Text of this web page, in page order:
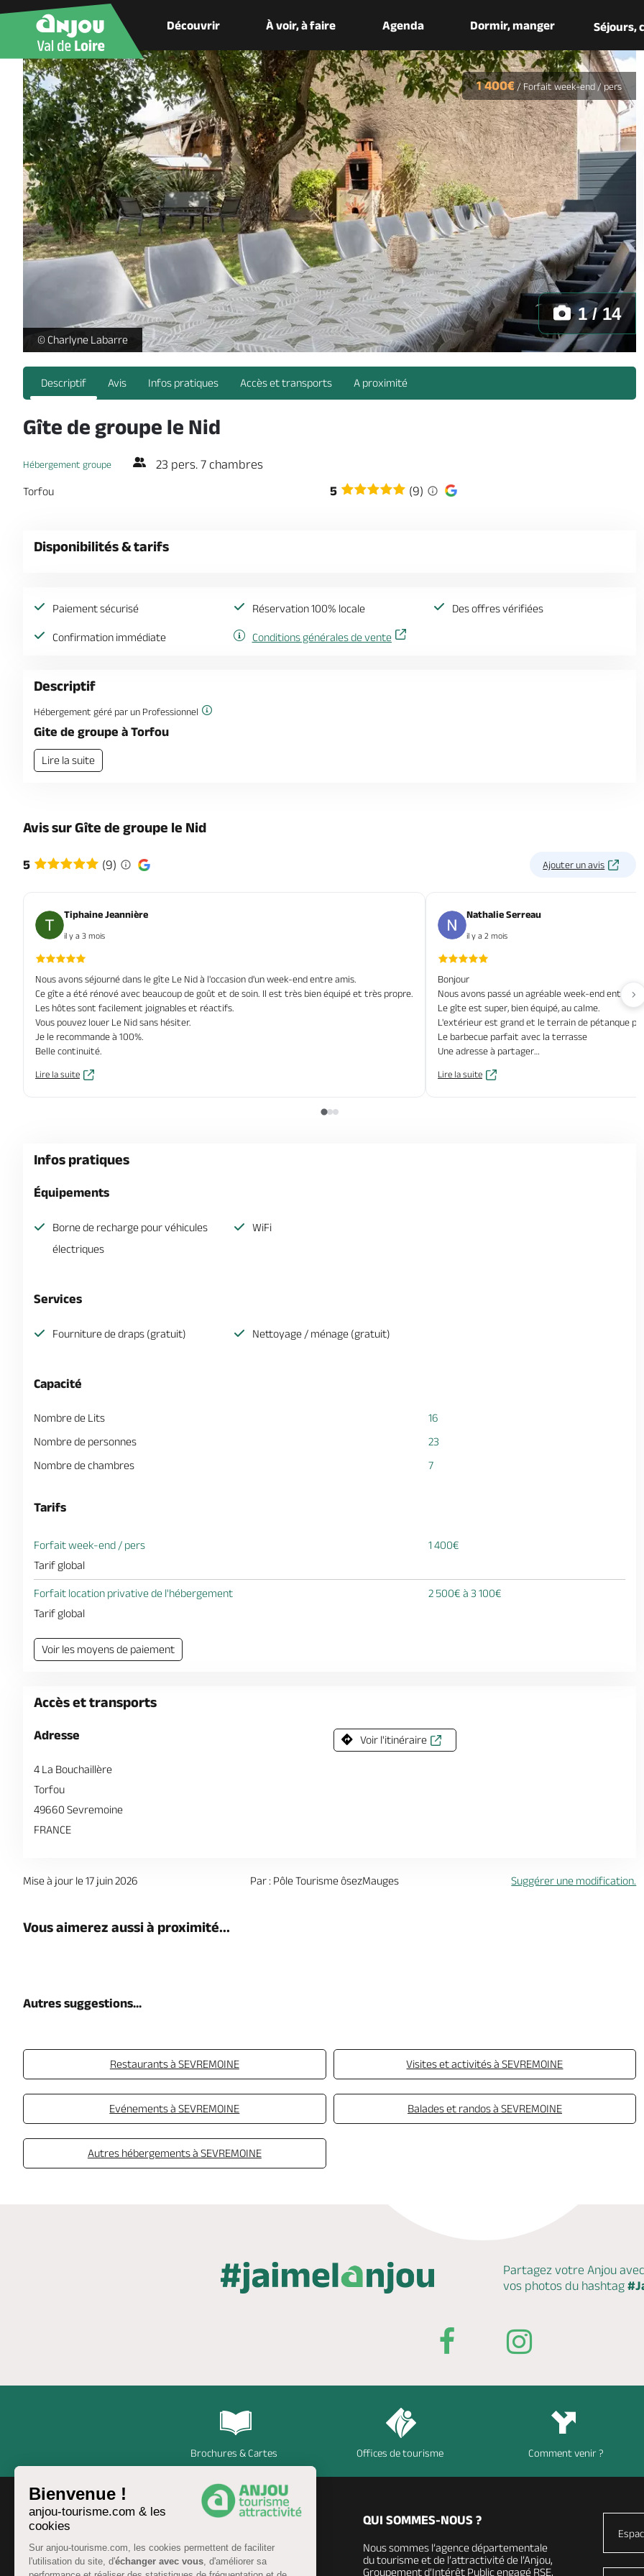
Bienvenue !
anjou-tourisme.com & les
cookies
Sur anjou-tourisme.com, les cookies permettent de faciliter
l'utilisation du site, d'échanger avec vous, d'améliorer sa
Découvrir À voir, à faire Agenda Dormir, manger Séjours,
gite-le-nid-sevremoine-groupe-puy-du-fou ©Charlyne Labarre- (1) -
© Charlyne Labarre
1 / 14
1 400€/Forfait week-end / pers
Descriptif Avis Infos pratiques Accès et transports A proximité
Gîte de groupe le Nid
Hébergement groupe 23 pers. 7 chambres
Torfou 5 (9)
Disponibilités & tarifs
Paiement sécurisé Réservation 100% locale Des offres vérifiées
Confirmation immédiate Conditions générales de vente
Descriptif
Hébergement géré par un Professionnel
Gite de groupe à Torfou
Lire la suite
Avis sur Gîte de groupe le Nid
5 (9) Ajouter un avis
Tiphaine Jeannière
il y a 3 mois
Nous avons séjourné dans le gîte Le Nid à l'occasion d'un week-end entre amis.
Ce gîte a été rénové avec beaucoup de goût et de soin. Il est très bien équipé et très propre.
Les hôtes sont facilement joignables et réactifs.
Vous pouvez louer Le Nid sans hésiter.
Je le recommande à 100%.
Belle continuité.
Lire la suite
Nathalie Serreau
il y a 2 mois
Bonjour
Nous avons passé un agréable week-end entre
Le gîte est super, bien équipé, au calme.
L'extérieur est grand et le terrain de pétanque
Le barbecue parfait avec la terrasse
Une adresse à partager
Merci
Lire la suite
Infos pratiques
Équipements
Borne de recharge pour véhicules
électriques
WiFi
Services
Fourniture de draps (gratuit) Nettoyage / ménage (gratuit)
Capacité
Nombre de Lits
16
Nombre de personnes
23
Nombre de chambres
7
Tarifs
Forfait week-end / pers
1 400€
Tarif global
Forfait location privative de l'hébergement
2 500€ à 3 100€
Tarif global
Voir les moyens de paiement
Accès et transports
Adresse
4 La Bouchaillère
Torfou
49660 Sevremoine
FRANCE
Voir l'itinéraire
Mise à jour le 17 juin 2026 Par : Pôle Tourisme ôsezMauges Suggérer une modification.
Vous aimerez aussi à proximité...
Autres suggestions...
Restaurants à SEVREMOINE Visites et activités à SEVREMOINE
Evénements à SEVREMOINE Balades et randos à SEVREMOINE
Autres hébergements à SEVREMOINE
Partagez votre Anjou
vos photos du hashtag
Brochures & Cartes Offices de tourisme Comment venir ?
QUI SOMMES-NOUS ?
Nous sommes l’agence départementale
du tourisme et de l’attractivité de l’Anjou,
Groupement d’Intérêt Public engagé RSE,